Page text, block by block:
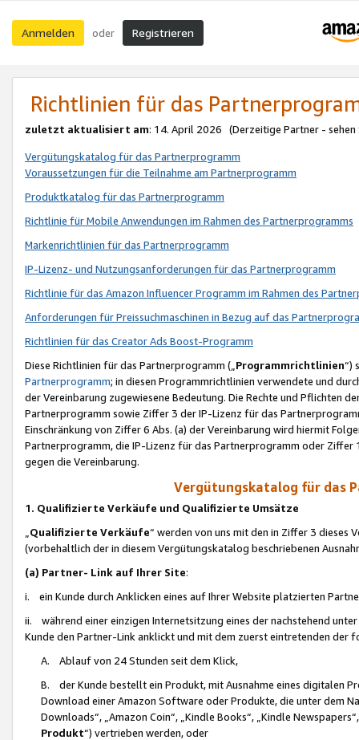
Anmelden oder Registrieren
Richtlinien für das
zuletzt aktualisiert am: 14. April 2026 (Derzeitige Partner - sehen
Vergütungskatalog für das Partnerprogramm
Voraussetzungen für die Teilnahme am Partnerprogramm
Produktkatalog für das Partnerprogramm
Richtlinie für Mobile Anwendungen im Rahmen des Partnerprogramms
Markenrichtlinien für das Partnerprogramm
IP-Lizenz- und Nutzungsanforderungen für das Partnerprogramm
Richtlinie für das Amazon Influencer Programm im Rahmen des
Anforderungen für Preissuchmaschinen in Bezug auf das
Richtlinien für das Creator Ads Boost-Programm
Diese Richtlinien für das Partnerprogramm („Programmrichtlinien“)
Partnerprogramm; in diesen Programmrichtlinien verwendete und
der Vereinbarung zugewiesene Bedeutung. Die Rechte und Pflichten
Partnerprogramm sowie Ziffer 3 der IP-Lizenz für das
Einschränkung von Ziffer 6 Abs. (a) der Vereinbarung wird hiermit
Partnerprogramm, die IP-Lizenz für das Partnerprogramm oder
gegen die Vereinbarung.
Vergütungskatalog für das
1. Qualifizierte Verkäufe und Qualifizierte Umsätze
Qualifizierte Verkäufe“ werden von uns mit den in Ziffer 3
(vorbehaltlich der in diesem Vergütungskatalog beschriebenen
(a) Partner- Link auf Ihrer Site:
i. ein Kunde durch Anklicken eines auf Ihrer Website platzierten
ii. während einer einzigen Internetsitzung eines der nachstehend
Kunde den Partner-Link anklickt und mit dem zuerst eintretenden der
A. Ablauf von 24 Stunden seit dem Klick,
B. der Kunde bestellt ein Produkt, mit Ausnahme eines digitalen
Download einer Amazon Software oder Produkte, die unter dem
Downloads“, „Amazon Coin“, „Kindle Books“, „Kindle
Produkt“) vertrieben werden, oder